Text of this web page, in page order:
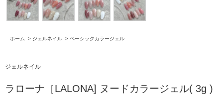
ホーム > ジェルネイル > ベーシックカラージェル
ジェルネイル
ラローナ［LALONA] ヌードカラージェル( 3g )